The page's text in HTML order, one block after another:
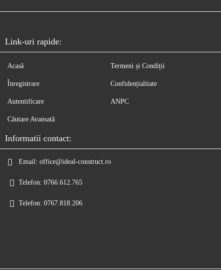
Link-uri rapide:
Acasă
Înregistrare
Autentificare
Căutare Avansată
Termeni și Condiții
Confidențialitate
ANPC
Informatii contact:
Email: office@ideal-construct.ro
Telefon: 0766.612.765
Telefon: 0767.818.206